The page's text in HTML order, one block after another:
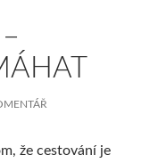
že cestování je